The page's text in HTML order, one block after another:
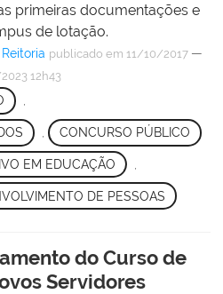
primeiras documentações e
de lotação.
publicado em 11/10/2017 —
12h43
,
CONCURSO PÚBLICO
EM EDUCAÇÃO
DE PESSOAS
do Curso de
Servidores